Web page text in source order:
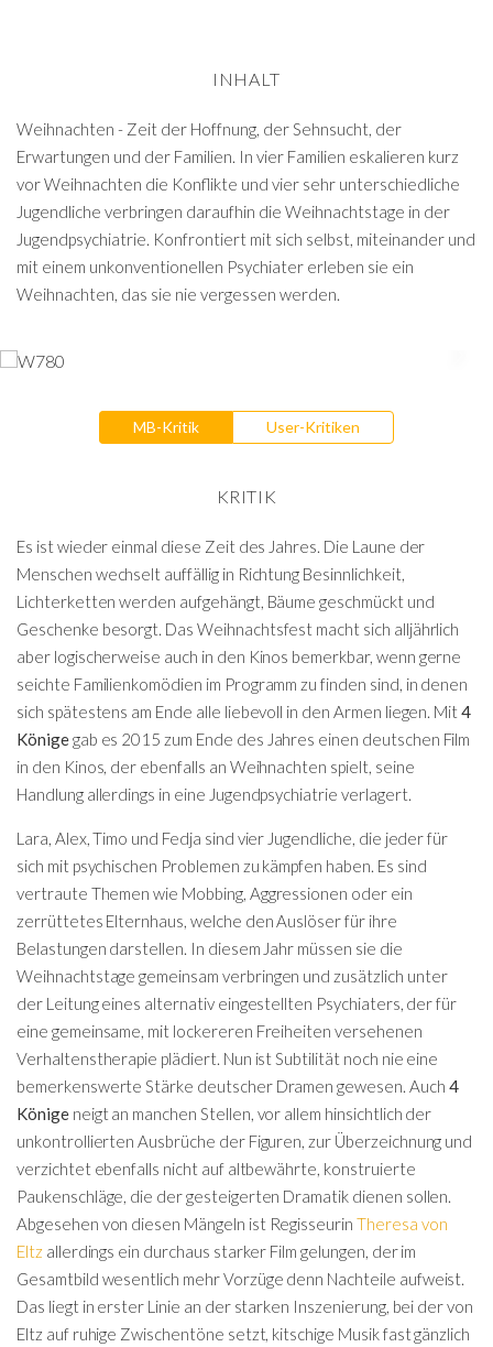
INHALT
Weihnachten - Zeit der Hoffnung, der Sehnsucht, der
Erwartungen und der Familien. In vier Familien eskalieren kurz
vor Weihnachten die Konflikte und vier sehr unterschiedliche
Jugendliche verbringen daraufhin die Weihnachtstage in der
Jugendpsychiatrie. Konfrontiert mit sich selbst, miteinander und
mit einem unkonventionellen Psychiater erleben sie ein
Weihnachten, das sie nie vergessen werden.
MB-Kritik User-Kritiken
KRITIK
Es ist wieder einmal diese Zeit des Jahres. Die Laune der
Menschen wechselt auffällig in Richtung Besinnlichkeit,
Lichterketten werden aufgehängt, Bäume geschmückt und
Geschenke besorgt. Das Weihnachtsfest macht sich alljährlich
aber logischerweise auch in den Kinos bemerkbar, wenn gerne
seichte Familienkomödien im Programm zu finden sind, in denen
sich spätestens am Ende alle liebevoll in den Armen liegen. Mit4
Königegab es 2015 zum Ende des Jahres einen deutschen Film
in den Kinos, der ebenfalls an Weihnachten spielt, seine
Handlung allerdings in eine Jugendpsychiatrie verlagert.
Lara, Alex, Timo und Fedja sind vier Jugendliche, die jeder für
sich mit psychischen Problemen zu kämpfen haben. Es sind
vertraute Themen wie Mobbing, Aggressionen oder ein
zerrüttetes Elternhaus, welche den Auslöser für ihre
Belastungen darstellen. In diesem Jahr müssen sie die
Weihnachtstage gemeinsam verbringen und zusätzlich unter
der Leitung eines alternativ eingestellten Psychiaters, der für
eine gemeinsame, mit lockereren Freiheiten versehenen
Verhaltenstherapie plädiert. Nun ist Subtilität noch nie eine
bemerkenswerte Stärke deutscher Dramen gewesen. Auch 4
Königeneigt an manchen Stellen, vor allem hinsichtlich der
unkontrollierten Ausbrüche der Figuren, zur Überzeichnung und
verzichtet ebenfalls nicht auf altbewährte, konstruierte
Paukenschläge, die der gesteigerten Dramatik dienen sollen.
Abgesehen von diesen Mängeln ist Regisseurin Theresa von
Eltzallerdings ein durchaus starker Film gelungen, der im
Gesamtbild wesentlich mehr Vorzüge denn Nachteile aufweist.
Das liegt in erster Linie an der starken Inszenierung, bei der von
Eltz auf ruhige Zwischentöne setzt, kitschige Musik fast gänzlich